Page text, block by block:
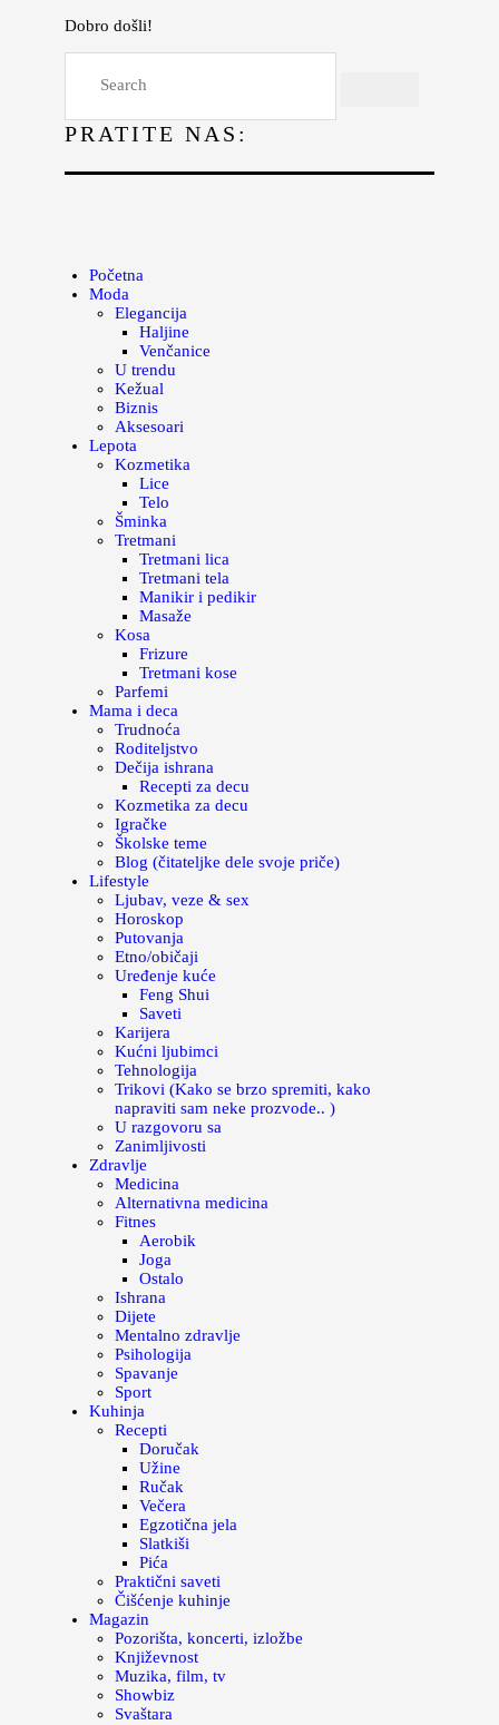
Dobro došli!
PRATITE NAS:
Početna
Moda
Elegancija
Haljine
Venčanice
U trendu
Kežual
Biznis
Aksesoari
Lepota
Kozmetika
Lice
Telo
Šminka
Tretmani
Tretmani lica
Tretmani tela
Manikir i pedikir
Masaže
Kosa
Frizure
Tretmani kose
Parfemi
Mama i deca
Trudnoća
Roditeljstvo
Dečija ishrana
Recepti za decu
Kozmetika za decu
Igračke
Školske teme
Blog (čitateljke dele svoje priče)
Lifestyle
Ljubav, veze & sex
Horoskop
Putovanja
Etno/običaji
Uređenje kuće
Feng Shui
Saveti
Karijera
Kućni ljubimci
Tehnologija
Trikovi (Kako se brzo spremiti, kako
napraviti sam neke prozvode.. )
U razgovoru sa
Zanimljivosti
Zdravlje
Medicina
Alternativna medicina
Fitnes
Aerobik
Joga
Ostalo
Ishrana
Dijete
Mentalno zdravlje
Psihologija
Spavanje
Sport
Kuhinja
Recepti
Doručak
Užine
Ručak
Večera
Egzotična jela
Slatkiši
Pića
Praktični saveti
Čišćenje kuhinje
Magazin
Pozorišta, koncerti, izložbe
Književnost
Muzika, film, tv
Showbiz
Svaštara
Lepota
Kuhinja
Magazin